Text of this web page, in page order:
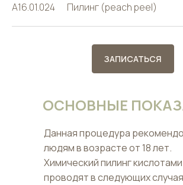
А16.01.024 Пилинг (peach peel)
ЗАПИСАТЬСЯ
ОСНОВНЫЕ
Данная процедура
людям в возрасте от 18 лет.
Химический пилинг кислотами
проводят в следующих